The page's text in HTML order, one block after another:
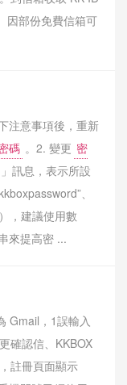
因部份免費信箱可
注意事項後，重新
碼 。2. 變更 密
」訊息，表示所設
、
，建議使用數
來提高密 ...
Gmail，1誤輸入
確認信、KKBOX
註冊頁面顯示